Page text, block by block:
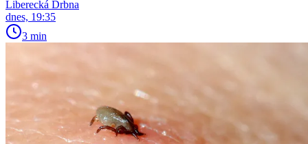
Liberecká Drbna
dnes, 19:35
3 min